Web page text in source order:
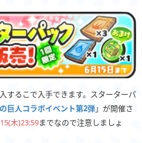
するこで入手できます。スターターパ
巨人コラボイベント第2弾」が開催さ
木)23:59までなので注意しましょ